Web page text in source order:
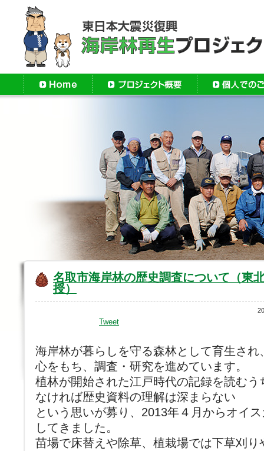
名取市海岸林の歴史調査について（東
授）
Tweet
海岸林が暮らしを守る森林として育生さ
心をもち、調査・研究を進めています。
植林が開始された江戸時代の記録を読む
なければ歴史資料の理解は深まらない
という思いが募り、2013年４月からオイ
してきました。
苗場で床替えや除草、植栽場では下草刈